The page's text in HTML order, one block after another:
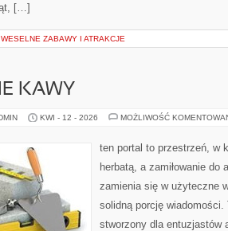
[…]
WESELNE ZABAWY I ATRAKCJE
KAWY
KWI - 12 - 2026 MOŻLIWOŚĆ
ten portal to przestrzeń, w
herbatą, a zamiłowanie do
zamienia się w użyteczne
solidną porcję wiadomości.
stworzony dla entuzjastów